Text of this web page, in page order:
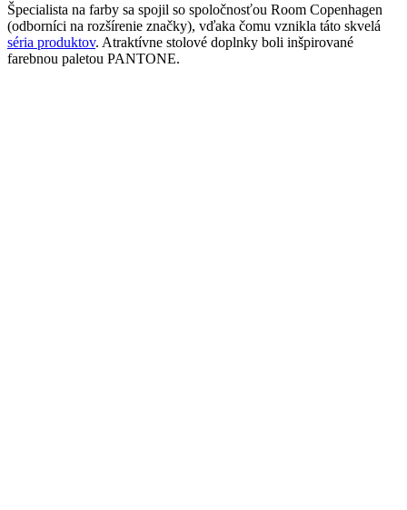
Špecialista na farby sa spojil so spoločnosťou Room Copenhagen
(odborníci na rozšírenie značky), vďaka čomu vznikla táto skvelá
séria produktov. Atraktívne stolové doplnky boli inšpirované
farebnou paletou PANTONE.